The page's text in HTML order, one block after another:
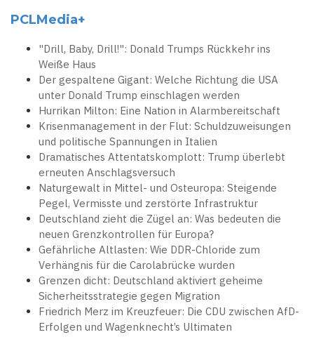
PCLMedia+
"Drill, Baby, Drill!": Donald Trumps Rückkehr ins
Weiße Haus
Der gespaltene Gigant: Welche Richtung die USA
unter Donald Trump einschlagen werden
Hurrikan Milton: Eine Nation in Alarmbereitschaft
Krisenmanagement in der Flut: Schuldzuweisungen
und politische Spannungen in Italien
Dramatisches Attentatskomplott: Trump überlebt
erneuten Anschlagsversuch
Naturgewalt in Mittel- und Osteuropa: Steigende
Pegel, Vermisste und zerstörte Infrastruktur
Deutschland zieht die Zügel an: Was bedeuten die
neuen Grenzkontrollen für Europa?
Gefährliche Altlasten: Wie DDR-Chloride zum
Verhängnis für die Carolabrücke wurden
Grenzen dicht: Deutschland aktiviert geheime
Sicherheitsstrategie gegen Migration
Friedrich Merz im Kreuzfeuer: Die CDU zwischen AfD-
Erfolgen und Wagenknecht’s Ultimaten